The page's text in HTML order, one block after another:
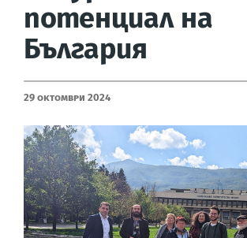
потенциал на
България
29 Октомври 2024